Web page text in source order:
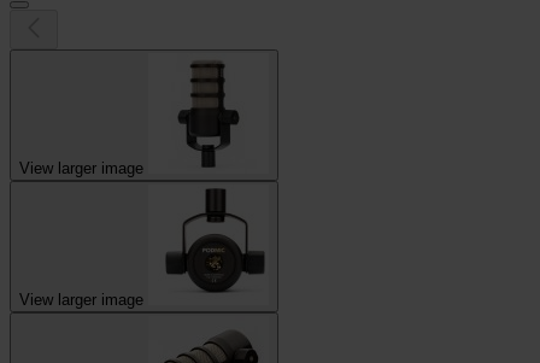
View larger image
View larger image